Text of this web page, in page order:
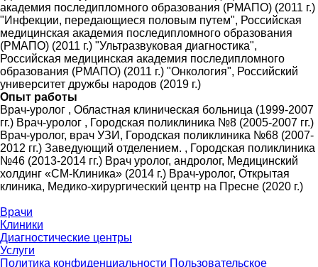
академия последипломного образования (РМАПО) (2011 г.)
"Инфекции, передающиеся половым путем", Российская
медицинская академия последипломного образования
(РМАПО) (2011 г.) "Ультразвуковая диагностика",
Российская медицинская академия последипломного
образования (РМАПО) (2011 г.) "Онкология", Российский
университет дружбы народов (2019 г.)
Опыт работы
Врач-уролог , Областная клиническая больница (1999-2007
гг.) Врач-уролог , Городская поликлиника №8 (2005-2007 гг.)
Врач-уролог, врач УЗИ, Городская поликлиника №68 (2007-
2012 гг.) Заведующий отделением. , Городская поликлиника
№46 (2013-2014 гг.) Врач уролог, андролог, Медицинский
холдинг «СМ-Клиника» (2014 г.) Врач-уролог, Открытая
клиника, Медико-хирургический центр на Пресне (2020 г.)
Врачи
Клиники
Диагностические центры
Услуги
Политика конфиденциальности Пользовательское